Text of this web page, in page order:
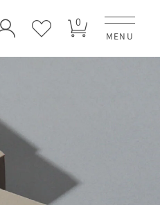
MENU
グ
イ
カ
ー
ト
0
イ
テ